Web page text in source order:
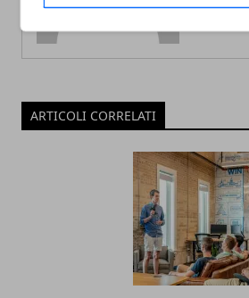
ARTICOLI CORRELATI